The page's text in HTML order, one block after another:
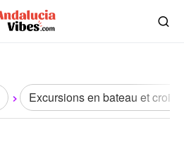
Excursions en bateau et